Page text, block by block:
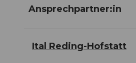
Ansprechpartner:in
Ital Reding-Hofstatt